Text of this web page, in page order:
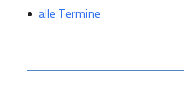
alle Termine